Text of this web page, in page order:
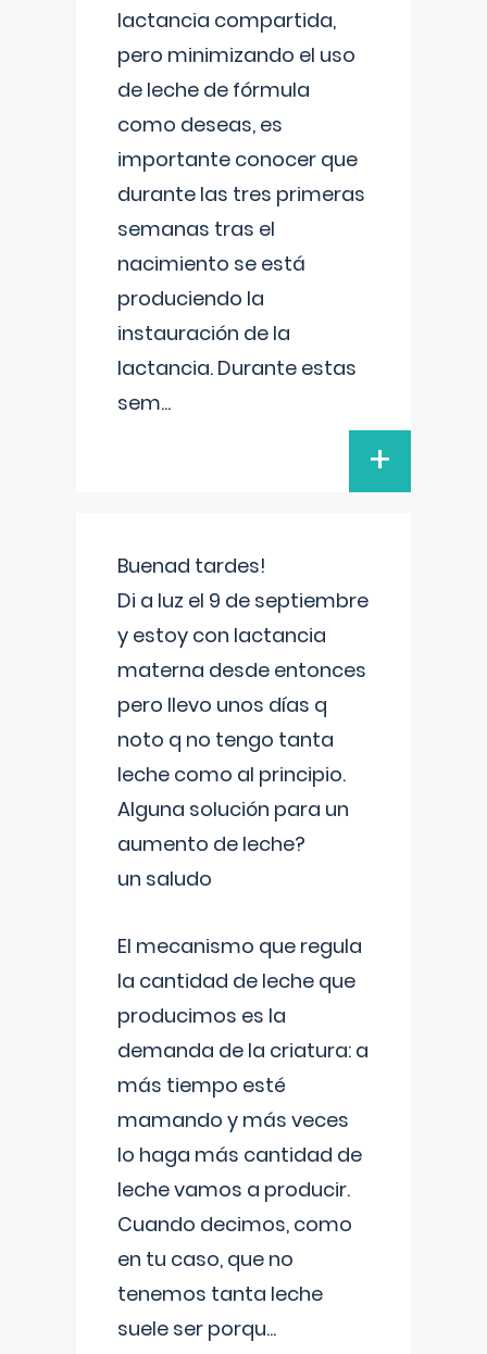
lactancia compartida,
pero minimizando el uso
de leche de fórmula
como deseas, es
importante conocer que
durante las tres primeras
semanas tras el
nacimiento se está
produciendo la
instauración de la
lactancia. Durante estas
sem...
+
Buenad tardes!
Di a luz el 9 de septiembre
y estoy con lactancia
materna desde entonces
pero llevo unos días q
noto q no tengo tanta
leche como al principio.
Alguna solución para un
aumento de leche?
un saludo
El mecanismo que regula
la cantidad de leche que
producimos es la
demanda de la criatura: a
más tiempo esté
mamando y más veces
lo haga más cantidad de
leche vamos a producir.
Cuando decimos, como
en tu caso, que no
tenemos tanta leche
suele ser porqu...